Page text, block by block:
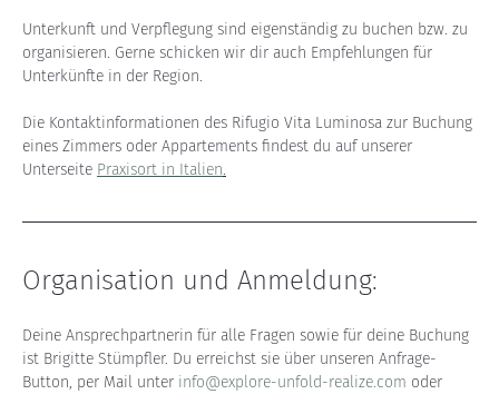
Unterkunft und Verpflegung sind eigenständig zu buchen bzw. zu
organisieren. Gerne schicken wir dir auch Empfehlungen für
Unterkünfte in der Region.
Die Kontaktinformationen des Rifugio Vita Luminosa zur Buchung
eines Zimmers oder Appartements findest du auf unserer
Unterseite Praxisort in Italien.
Organisation und Anmeldung:
Deine Ansprechpartnerin für alle Fragen sowie für deine Buchung
ist Brigitte Stümpfler. Du erreichst sie über unseren Anfrage-
Button, per Mail unter info@explore-unfold-realize.com oder